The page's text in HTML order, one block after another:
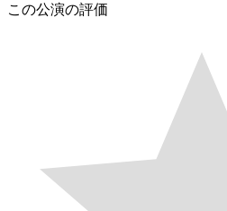
この公演の評価